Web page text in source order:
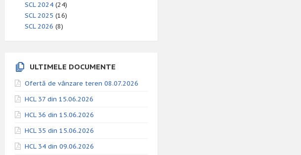
SCL 2024 (24)
SCL 2025 (16)
SCL 2026 (8)
ULTIMELE DOCUMENTE
Ofertă de vânzare teren 08.07.2026
HCL 37 din 15.06.2026
HCL 36 din 15.06.2026
HCL 35 din 15.06.2026
HCL 34 din 09.06.2026